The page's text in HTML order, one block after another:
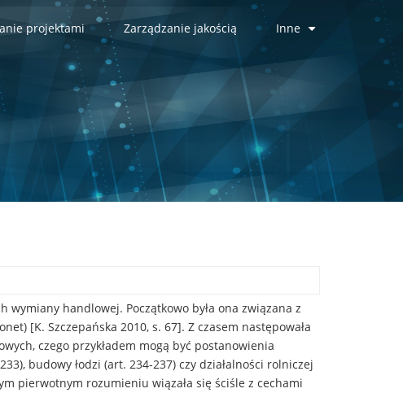
projektami Zarządzanie jakością Inne
wymiany handlowej. Początkowo była ona związana z
[K. Szczepańska 2010, s. 67]. Z czasem następowała
czego przykładem mogą być postanowienia
budowy łodzi (art. 234-237) czy działalności rolniczej
pierwotnym rozumieniu wiązała się ściśle z cechami